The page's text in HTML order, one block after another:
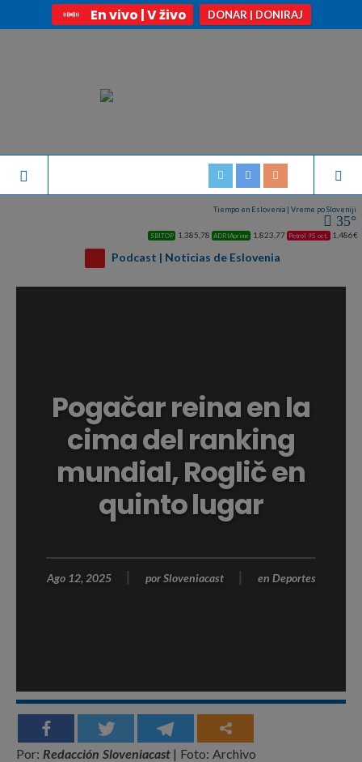
En vivo | V živo DONAR | DONIRAJ
Tiempo en Eslovenia | Vreme po Sloveniji
35°
SBITOP 1.385,78 ADRIAprime 1.823,77 Petrol 95 oct. 1,486€
Podcast | Noticias de Eslovenia
Pogačar reina en la
cima del ranking
mundial, Roglič en
quinto lugar
Ago 12, 2025 por Sloveniacast en Deportes
Por: Redacción Sloveniacast| Foto: Archivo